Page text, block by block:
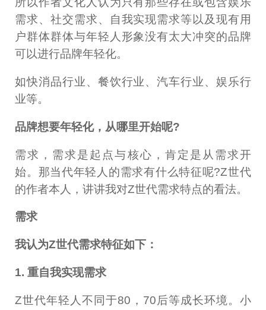
需求、社交需求、自我实现需求等以及现有用
户群体群体与年轻人形象没有太大冲突的品牌
可以进行品牌年轻化。
如快消品行业、餐饮行业、汽车行业、娱乐行
业等。
品牌想要年轻化，从哪里开始呢?
需求，需求是起点与核心，肯定是从需求开
始。那当代年轻人的需求有什么特征呢?Z世代
的作者本人，讲讲我对Z世代需求特点的看法。
需求
我认为Z世代需求特征如下：
1. 重自我实现需求
Z世代年轻人不同于80，70后等成长环境。小